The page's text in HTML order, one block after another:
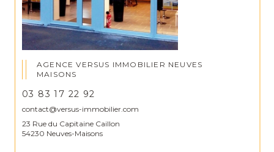
AGENCE VERSUS IMMOBILIER NEUVES
MAISONS
03 83 17 22 92
contact@versus-immobilier.com
23 Rue du Capitaine Caillon
54230 Neuves-Maisons